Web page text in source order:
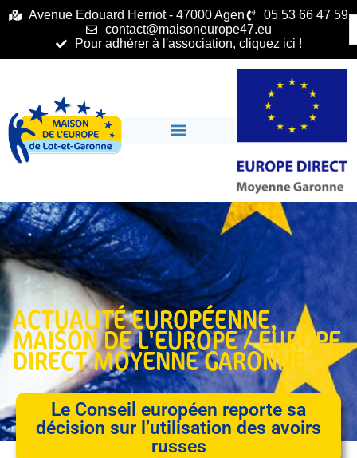
principalAvenue Edouard Herriot - 47000 Agen
05 53 66 47 59
contact@maisoneurope47.eu
Pour adhérer à l'association, cliquez ici !
ACTUALITÉ EUROPÉENNE,
MAISON DE L'EUROPE / EUROPE
DIRECT MOYENNE GARONNE
Le Conseil européen reporte sa
décision sur l’utilisation des avoirs
russes